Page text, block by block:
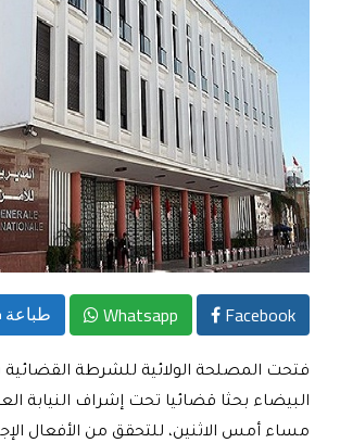
Facebook
Whatsapp طباعة
فتحت المصلحة الولائية للشرطة القضائية
البيضاء بحثا قضائيا تحت إشراف النيابة
مساء أمس الاثنين، للتحقق من الأفعال